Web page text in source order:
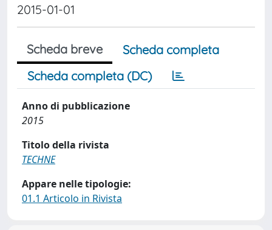
2015-01-01
Scheda breve
Scheda completa
Scheda completa (DC)
Anno di pubblicazione
2015
Titolo della rivista
TECHNE
Appare nelle tipologie:
01.1 Articolo in Rivista